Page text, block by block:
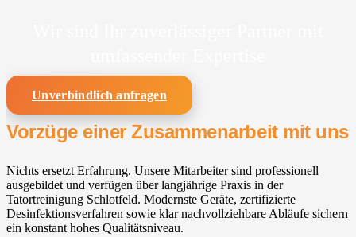
Unverbindlich anfragen
Vorzüge einer Zusammenarbeit mit uns
Nichts ersetzt Erfahrung. Unsere Mitarbeiter sind professionell
ausgebildet und verfügen über langjährige Praxis in der
Tatortreinigung Schlotfeld. Modernste Geräte, zertifizierte
Desinfektionsverfahren sowie klar nachvollziehbare Abläufe sichern
ein konstant hohes Qualitätsniveau.